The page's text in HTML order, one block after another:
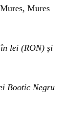
Mures
lei (RON) și
Bootic Negru